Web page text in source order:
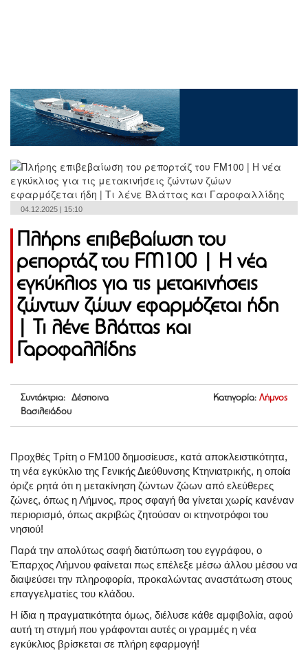
04.12.2025 | 15:10
Πλήρης επιβεβαίωση του
ρεπορτάζ του FM100 | Η νέα
εγκύκλιος για τις μετακινήσεις
ζώντων ζώων εφαρμόζεται ήδη
| Τι λένε Βλάττας και
Γαροφαλλίδης
Συντάκτρια: Δέσποινα
Βασιλειάδου
Κατηγορία: Λήμνος
Προχθές Τρίτη ο FM100 δημοσίευσε, κατά αποκλειστικότητα,
τη νέα εγκύκλιο της Γενικής Διεύθυνσης Κτηνιατρικής, η οποία
όριζε ρητά ότι η μετακίνηση ζώντων ζώων από ελεύθερες
ζώνες, όπως η Λήμνος, προς σφαγή θα γίνεται χωρίς κανέναν
περιορισμό, όπως ακριβώς ζητούσαν οι κτηνοτρόφοι του
νησιού!
Παρά την απολύτως σαφή διατύπωση του εγγράφου, ο
Έπαρχος Λήμνου φαίνεται πως επέλεξε μέσω άλλου μέσου να
διαψεύσει την πληροφορία, προκαλώντας αναστάτωση στους
επαγγελματίες του κλάδου.
Η ίδια η πραγματικότητα όμως, διέλυσε κάθε αμφιβολία, αφού
αυτή τη στιγμή που γράφονται αυτές οι γραμμές η νέα
εγκύκλιος βρίσκεται σε πλήρη εφαρμογή!